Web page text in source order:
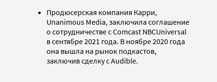
Продюсерская компания Карри,
Unanimous Media, заключила соглашение
о сотрудничестве с Comcast NBCUniversal
в сентябре 2021 года. В ноябре 2020 года
она вышла на рынок подкастов,
заключив сделку с Audible.